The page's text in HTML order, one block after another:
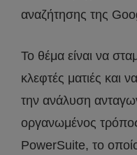
αναζήτησης της
Το θέμα είναι να
κλεφτές ματιές και
την ανάλυση
οργανωμένος
PowerSuite, το